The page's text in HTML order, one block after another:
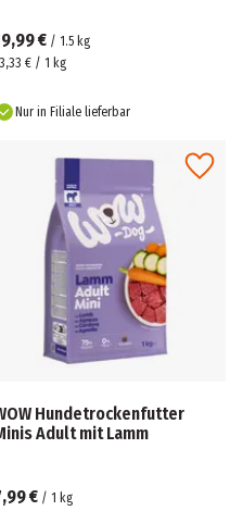
€ / 1.5 kg
€ / 1 kg
Nur in Filiale lieferbar
Hundetrockenfutter
Adult mit Lamm
€ / 1 kg